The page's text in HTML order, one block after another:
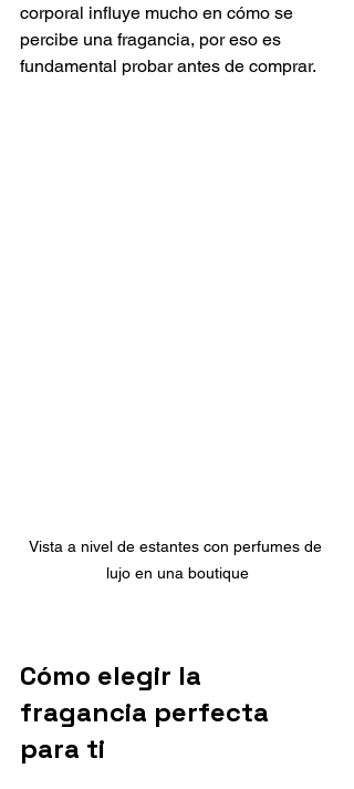
corporal influye mucho en cómo se
percibe una fragancia, por eso es
fundamental probar antes de comprar.
Vista a nivel de estantes con perfumes de
lujo en una boutique
Cómo elegir la
fragancia perfecta
para ti